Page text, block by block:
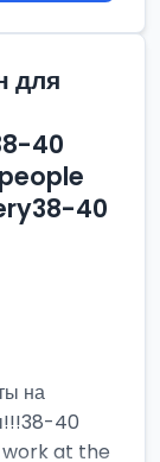
для
40
40
на
40
work at the